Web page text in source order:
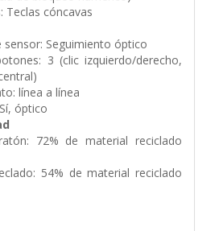
Teclas cóncavas
sensor: Seguimiento óptico
3 (clic izquierdo/derecho,
línea a línea
óptico
72% de material reciclado
54% de material reciclado